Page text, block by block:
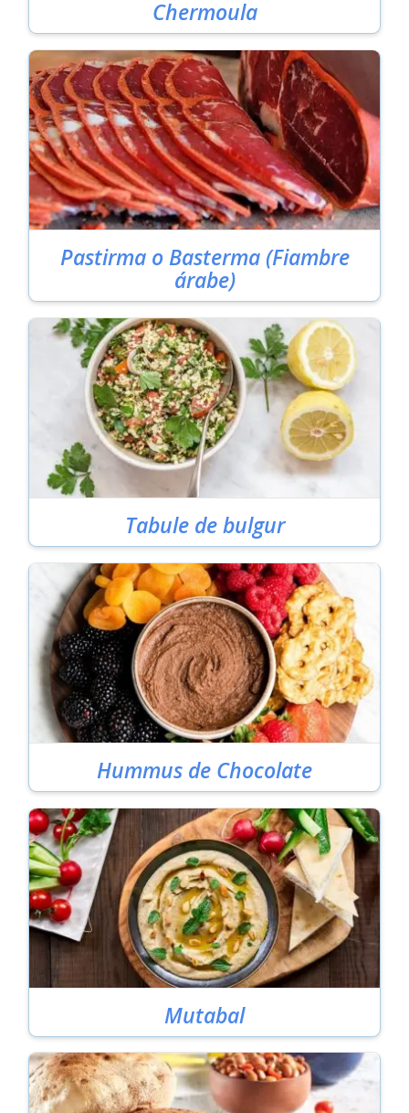
Chermoula
Pastirma o Basterma (Fiambre
árabe)
Tabule de bulgur
Hummus de Chocolate
Mutabal